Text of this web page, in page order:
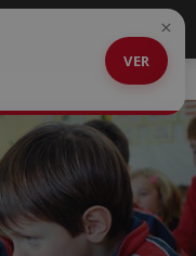
VER
×